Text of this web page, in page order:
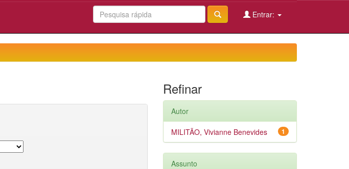
Entrar:
Refinar
Autor
1
MILITÃO, Vivianne Benevides
Assunto